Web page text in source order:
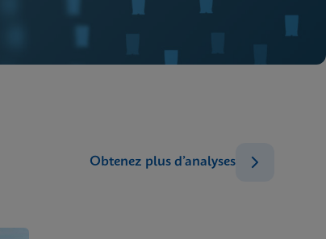
Obtenez plus d’analyses